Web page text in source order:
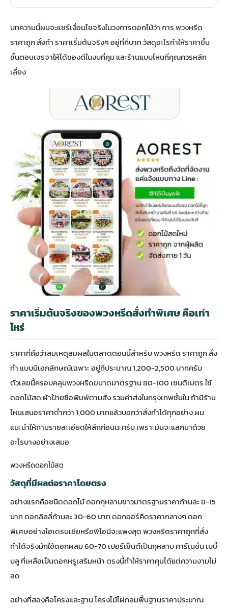
บทความนี้ผมจะแชร์เงื่อนไขจริงในวงการดอกไม้ว่า การ พวงหรีด
ราคาถูก สั่งทำ ราคาเริ่มต้นจริงๆ อยู่ที่กี่บาท วัสดุอะไรทำให้ราคาขึ้น
ขั้นตอนเจรจาให้ได้ของดีในงบที่คุม และร้านแบบไหนที่คุณควรหลีก
เลี่ยง
ราคาเริ่มต้นจริงของพวงหรีดสั่งทำพิเศษ คือเท่า
ไหร่
ราคาที่ถือว่าสมเหตุสมผลในตลาดตอนนี้สำหรับ พวงหรีด ราคาถูก สั่ง
ทำ แบบมีเอกลักษณ์เฉพาะ อยู่ที่ประมาณ 1,200-2,500 บาทครับ
ตัวเลขนี้ครอบคลุมพวงหรีดขนาดมาตรฐาน 80-100 เซนติเมตร ใช้
ดอกไม้สด ผ้าป้ายชื่อพิมพ์ตามสั่ง รวมค่าส่งในกรุงเทพชั้นใน ถ้ามีร้าน
ไหนเสนอราคาต่ำกว่า 1,000 บาทแล้วบอกว่าสั่งทำได้ทุกอย่าง ผม
แนะนำให้ถามรายละเอียดให้ลึกก่อนนะครับ เพราะมันจะแลกมาด้วย
อะไรบางอย่างเสมอ
พวงหรีดดอกไม้สด
วัสดุที่มีผลต่อราคาโดยตรง
อย่างแรกคือชนิดดอกไม้ ดอกกุหลาบขาวมาตรฐานราคาก้านละ 8-15
บาท ดอกลิลลี่ก้านละ 30-60 บาท ดอกออร์คิดราคากลางๆ ดอก
พิเศษอย่างไฮเดรนเยียหรือพีโอนีจะแพงสุด พวงหรีดราคาถูกที่สั่ง
ทำได้จริงมักใช้ดอกผสม 60-70 เปอร์เซ็นต์เป็นกุหลาบ คาร์เนชั่น เบบี้
บลู ที่เหลือเป็นดอกหรูเสริมหน้า ตรงนี้ทำให้ราคาคุมได้แต่ความงามไม่
ลด
อย่างที่สองคือโครงและฐาน โครงไม้ไผ่กลมพื้นฐานราคาประมาณ